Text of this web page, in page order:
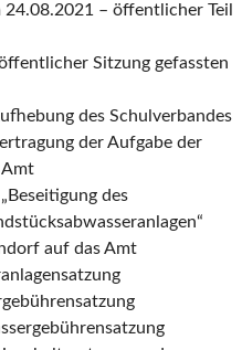
– öffentlicher Teil
Sitzung gefassten
des Schulverbandes
der Aufgabe der
des
auf das Amt